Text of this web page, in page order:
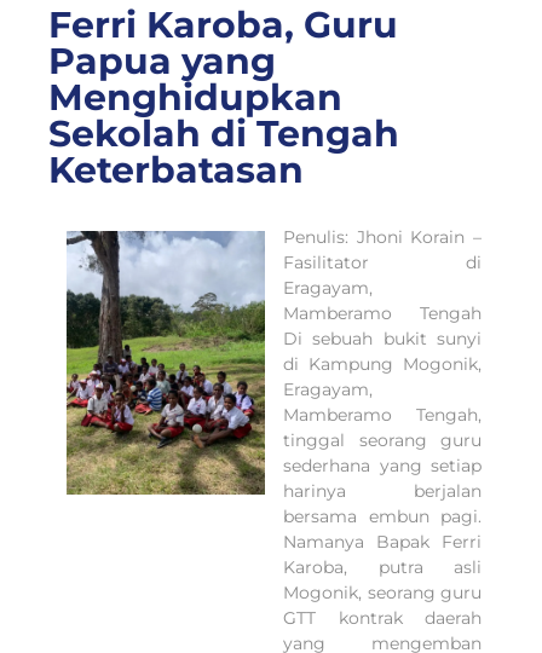
Ferri Karoba, Guru
Papua yang
Menghidupkan
Sekolah di Tengah
Keterbatasan
Penulis: Jhoni Korain –
Fasilitator di
Eragayam,
Mamberamo Tengah
Di sebuah bukit sunyi
di Kampung Mogonik,
Eragayam,
Mamberamo Tengah,
tinggal seorang guru
sederhana yang setiap
harinya berjalan
bersama embun pagi.
Namanya Bapak Ferri
Karoba, putra asli
Mogonik, seorang guru
GTT kontrak daerah
yang mengemban